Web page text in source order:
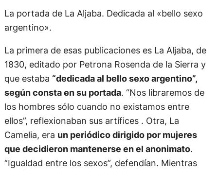
La portada de La Aljaba. Dedicada al «bello sexo
argentino».
La primera de esas publicaciones es La Aljaba, de
1830, editado por Petrona Rosenda de la Sierra y
que estaba “dedicada al bello sexo argentino”,
según consta en su portada. “Nos libraremos de
los hombres sólo cuando no existamos entre
ellos”, reflexionaban sus artífices . Otra, La
Camelia, era un periódico dirigido por mujeres
que decidieron mantenerse en el anonimato.
“Igualdad entre los sexos”, defendían. Mientras